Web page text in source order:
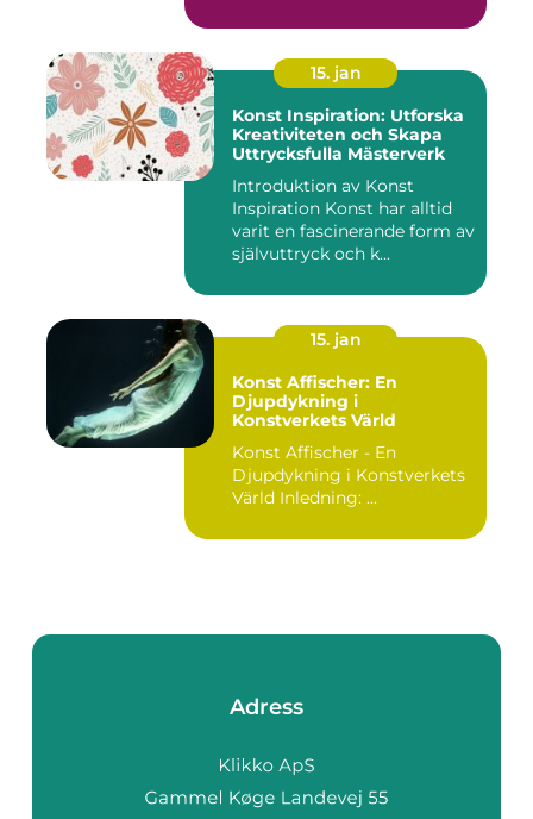
15. jan
Konst Inspiration: Utforska
Kreativiteten och Skapa
Uttrycksfulla Mästerverk
Introduktion av Konst
Inspiration Konst har alltid
varit en fascinerande form av
självuttryck och k...
15. jan
Konst Affischer: En
Djupdykning i
Konstverkets Värld
Konst Affischer - En
Djupdykning i Konstverkets
Värld Inledning: ...
Adress